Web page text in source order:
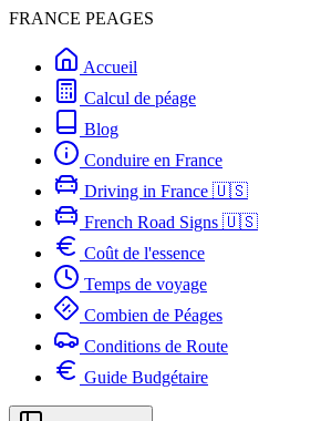
FRANCE PEAGES
Accueil
Calcul de péage
Blog
Conduire en France
Driving in France 🇺🇸
French Road Signs 🇺🇸
Coût de l'essence
Temps de voyage
Combien de Péages
Conditions de Route
Guide Budgétaire